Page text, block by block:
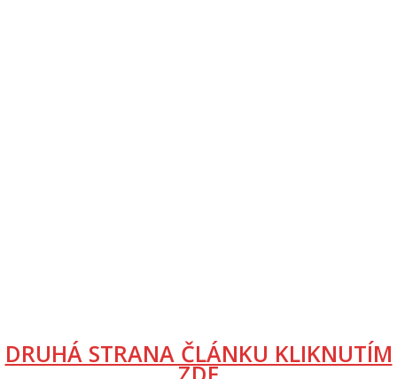
DRUHÁ STRANA ČLÁNKU KLIKNUTÍM